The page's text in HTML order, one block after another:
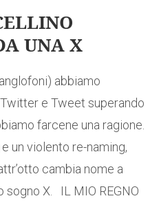
UNA X
abbiamo
e Tweet superando
farcene una ragione.
un violento re-naming,
cambia nome a
sogno X. IL MIO REGNO